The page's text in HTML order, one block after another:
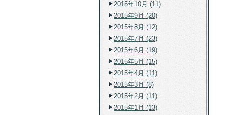
2015年10月 (11)
2015年9月 (20)
2015年8月 (12)
2015年7月 (23)
2015年6月 (19)
2015年5月 (15)
2015年4月 (11)
2015年3月 (8)
2015年2月 (11)
2015年1月 (13)